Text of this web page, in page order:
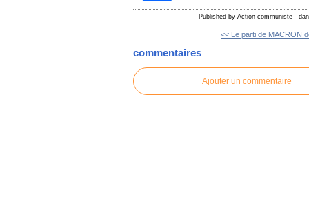
Published by Action communiste -
<< Le parti de MACRON
commentaires
Ajouter un commentaire